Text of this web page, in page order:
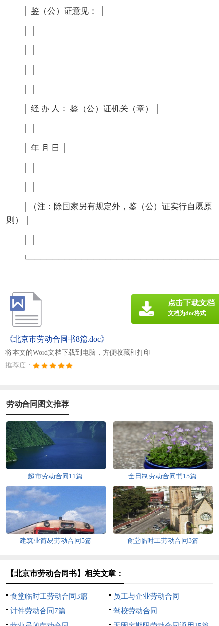
│ 鉴（公）证意见： │
│ 经 办 人： 鉴（公）证机关（章） │
│ 年 月 日 │
│（注：除国家另有规定外，鉴（公）证实行自愿原
则） │
《北京市劳动合同书8篇.doc》
将本文的Word文档下载到电脑，方便收藏和打印
推荐度：
点击下载文档
文档为doc格式
劳动合同图文推荐
超市劳动合同11篇 全日制劳动合同书15篇
建筑业简易劳动合同5篇 食堂临时工劳动合同3篇
【北京市劳动合同书】相关文章：
食堂临时工劳动合同3篇
员工与企业劳动合同
计件劳动合同7篇
驾校劳动合同